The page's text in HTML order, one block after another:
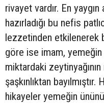
rivayet vardır. En
hazırladığı bu nefis
lezzetinden etkilenerek
göre ise imam, yemeğin
miktardaki
şaşkınlıktan
hikayeler yemeğin